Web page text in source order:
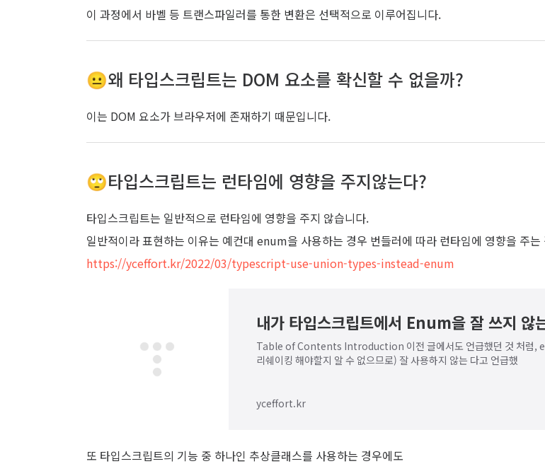
이 과정에서 바벨 등 트랜스파일러를 통한 변환은 선택적으로 이루어집니다.
😐왜 타입스크립트는 DOM 요소를 확신할 수 없을까?
이는 DOM 요소가 브라우저에 존재하기 때문입니다.
🙄타입스크립트는 런타임에 영향을 주지않는다?
타입스크립트는 일반적으로 런타임에 영향을 주지 않습니다.
일반적이라 표현하는 이유는 예컨대 enum을 사용하는 경우 번들러에 따라 런타임에 영향을 주
https://yceffort.kr/2022/03/typescript-use-union-types-instead-enum
내가 타입스크립트에서 Enum을 잘 쓰지 않
Table of Contents Introduction 이전 글에서도 언급했던 것 처럼,
리쉐이킹 해야할지 알 수 없으므로) 잘 사용하지 않는 다고 언급했
yceffort.kr
또 타입스크립트의 기능 중 하나인 추상클래스를 사용하는 경우에도